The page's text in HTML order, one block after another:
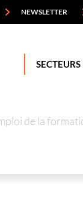
NEWSLETTER
de la